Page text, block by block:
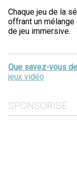
Chaque jeu de la
offrant un
de jeu immersive.
Que savez-vous
jeux vidéo
SPONSORISÉ